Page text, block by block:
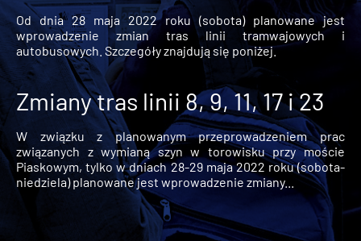
Od dnia 28 maja 2022 roku (sobota) planowane jest
wprowadzenie zmian tras linii tramwajowych i
autobusowych. Szczegóły znajdują się poniżej.
Zmiany tras linii 8, 9, 11, 17 i 23
W związku z planowanym przeprowadzeniem prac
związanych z wymianą szyn w torowisku przy moście
Piaskowym, tylko w dniach 28-29 maja 2022 roku (sobota-
niedziela) planowane jest wprowadzenie zmiany...